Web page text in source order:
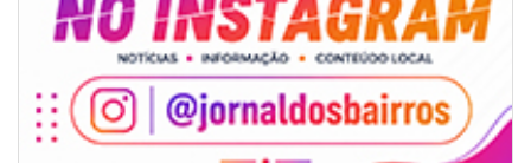
06/08/2026 | 07:00
Inscrições para a exploração da gastronomia do 14º Acampamento